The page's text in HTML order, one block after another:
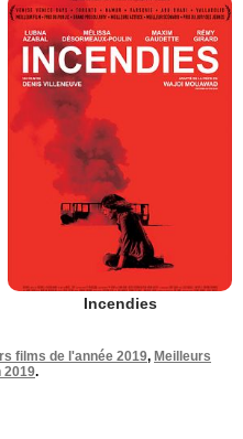
Incendies
films de l'année 2019, Meilleurs
2019.